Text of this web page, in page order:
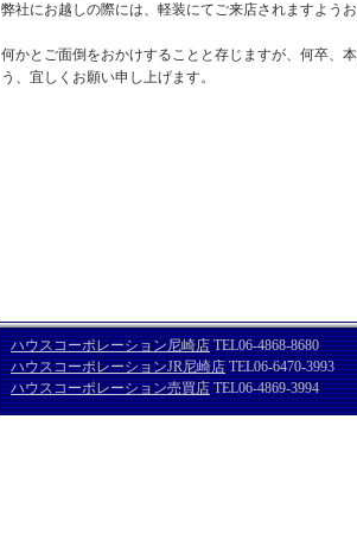
弊社にお越しの際には、軽装にてご来店されますようお
何かとご面倒をおかけすることと存じますが、何卒、
う、宜しくお願い申し上げます。
ハウスコーポレーション尼崎店TEL06-4868-8680
ハウスコーポレーションJR尼崎店TEL06-6470-3993
ハウスコーポレーション売買店TEL06-4869-3994